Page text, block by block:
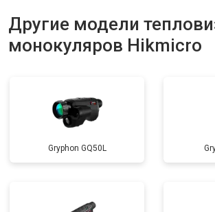
Другие модели
монокуляров Hikmicro
Gryphon GQ50L